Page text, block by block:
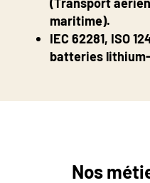
maritime).
IEC 62281, ISO
batteries
Nos